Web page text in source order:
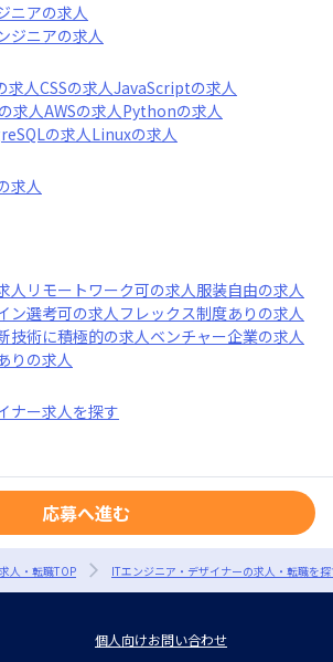
ニアの求人
ジニアの求人
求人CSSの求人JavaScriptの求人
の求人AWSの求人Pythonの求人
の求人Linuxの求人
求人
人 リモートワーク可の求人服装自由の求人
ン選考可の求人フレックス制度あり の求人
技術に積極的の求人ベンチャー企業の求人
り の求人
ナー求人を探す
応募へ進む
人・転職TOP ITエンジニア・デザイナーの求人・転職を
個人向けお問い合わせ